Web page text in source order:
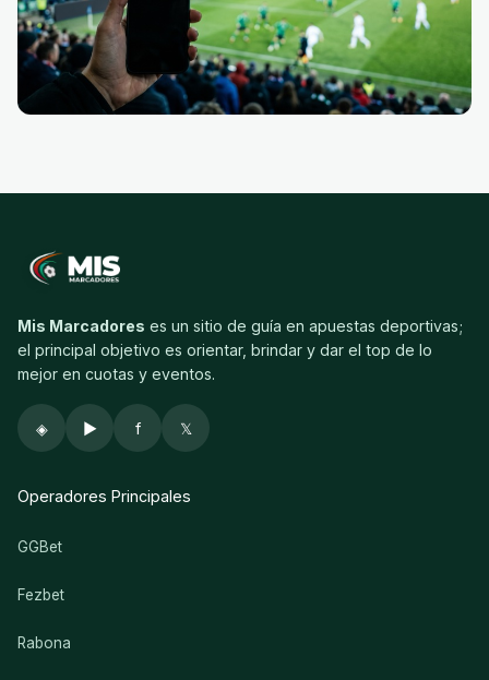
Mis Marcadores es un sitio de guía en apuestas deportivas;
el principal objetivo es orientar, brindar y dar el top de lo
mejor en cuotas y eventos.
◈ ▶ f 𝕏
Operadores Principales
GGBet
Fezbet
Rabona